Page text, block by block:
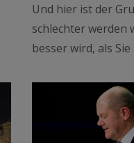
Und hier ist der
schlechter werden
besser wird, als